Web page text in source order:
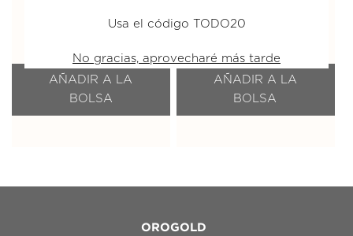
de Oro Rosa 24K
AÑADIR A LA
BOLSA
Oro Rosa 24K
AÑADIR A LA
BOLSA
OROGOLD
Usa el código TODO20
No gracias, aprovecharé más tarde